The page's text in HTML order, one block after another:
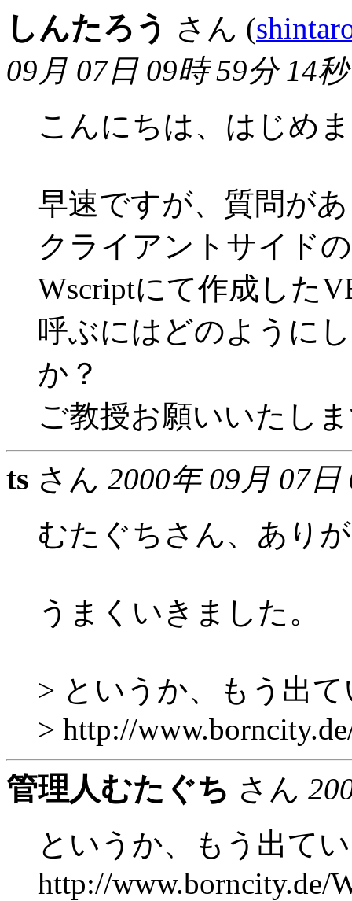
しんたろう さん (
09月 07日 09時 59分 14秒
こんにちは、はじめ
早速ですが、質問が
クライアントサイド
Wscriptにて作成した
呼ぶにはどのように
か？
ご教授お願いいたし
ts さん 2000年 09月 07
むたぐちさん、あり
うまくいきました。
> というか、もう出
> http://
管理人むたぐち さん
というか、もう出て
http://www.borncity.de/